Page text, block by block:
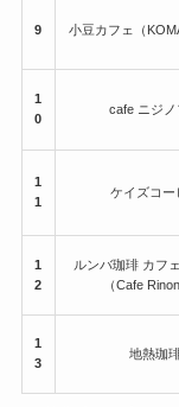
9 小豆カフェ（
1
0
cafe ニジノ
1
1
ケイズコー
1
2
ルンバ珈琲 カフ
（Cafe
1
3
地熱珈